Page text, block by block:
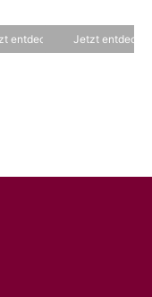
entdecken Jetzt